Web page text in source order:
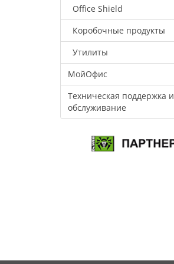
Office Shield
Коробочные продукты
Утилиты
МойОфис
Техническая поддержка и
обслуживание